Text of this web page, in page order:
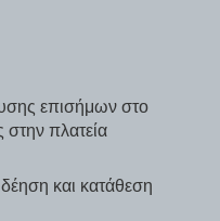
επισήμων στο
πλατεία
και κατάθεση